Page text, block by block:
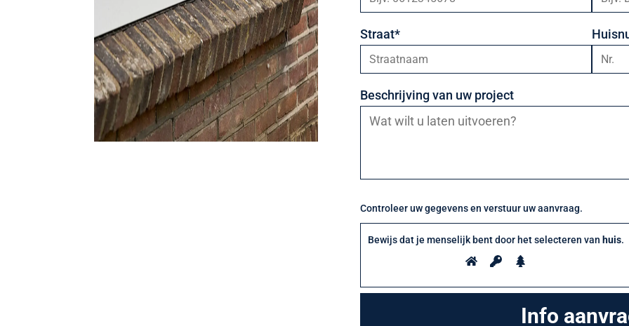
Straat*
Beschrijving van uw project
Controleer uw gegevens en verstuur uw aanvraag.
Bewijs dat je menselijk bent door het selecteren van huis.